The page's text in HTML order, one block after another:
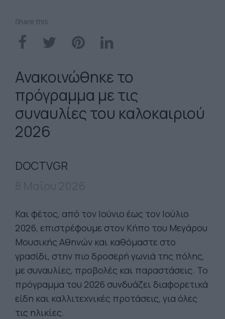
Share this
Ανακοινώθηκε το
πρόγραμμα με τις
συναυλίες του καλοκαιριού
2026
DOCTVGR
Και φέτος, από τον Ιούνιο έως τον Ιούλιο
2026, επιστρέφουμε στον Κήπο του Μεγάρου
Μουσικής Αθηνών και καθόμαστε στο
γρασίδι, στην πιο δροσερή γωνιά της πόλης,
με συναυλίες, προβολές και παραστάσεις. Το
πρόγραμμα του 2026 συνδυάζει διαφορετικά
είδη και καλλιτεχνικές προτάσεις, για όλες
τις ηλικίες.